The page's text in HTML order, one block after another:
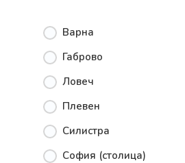
Варна
Габрово
Ловеч
Плевен
Силистра
София (столица)